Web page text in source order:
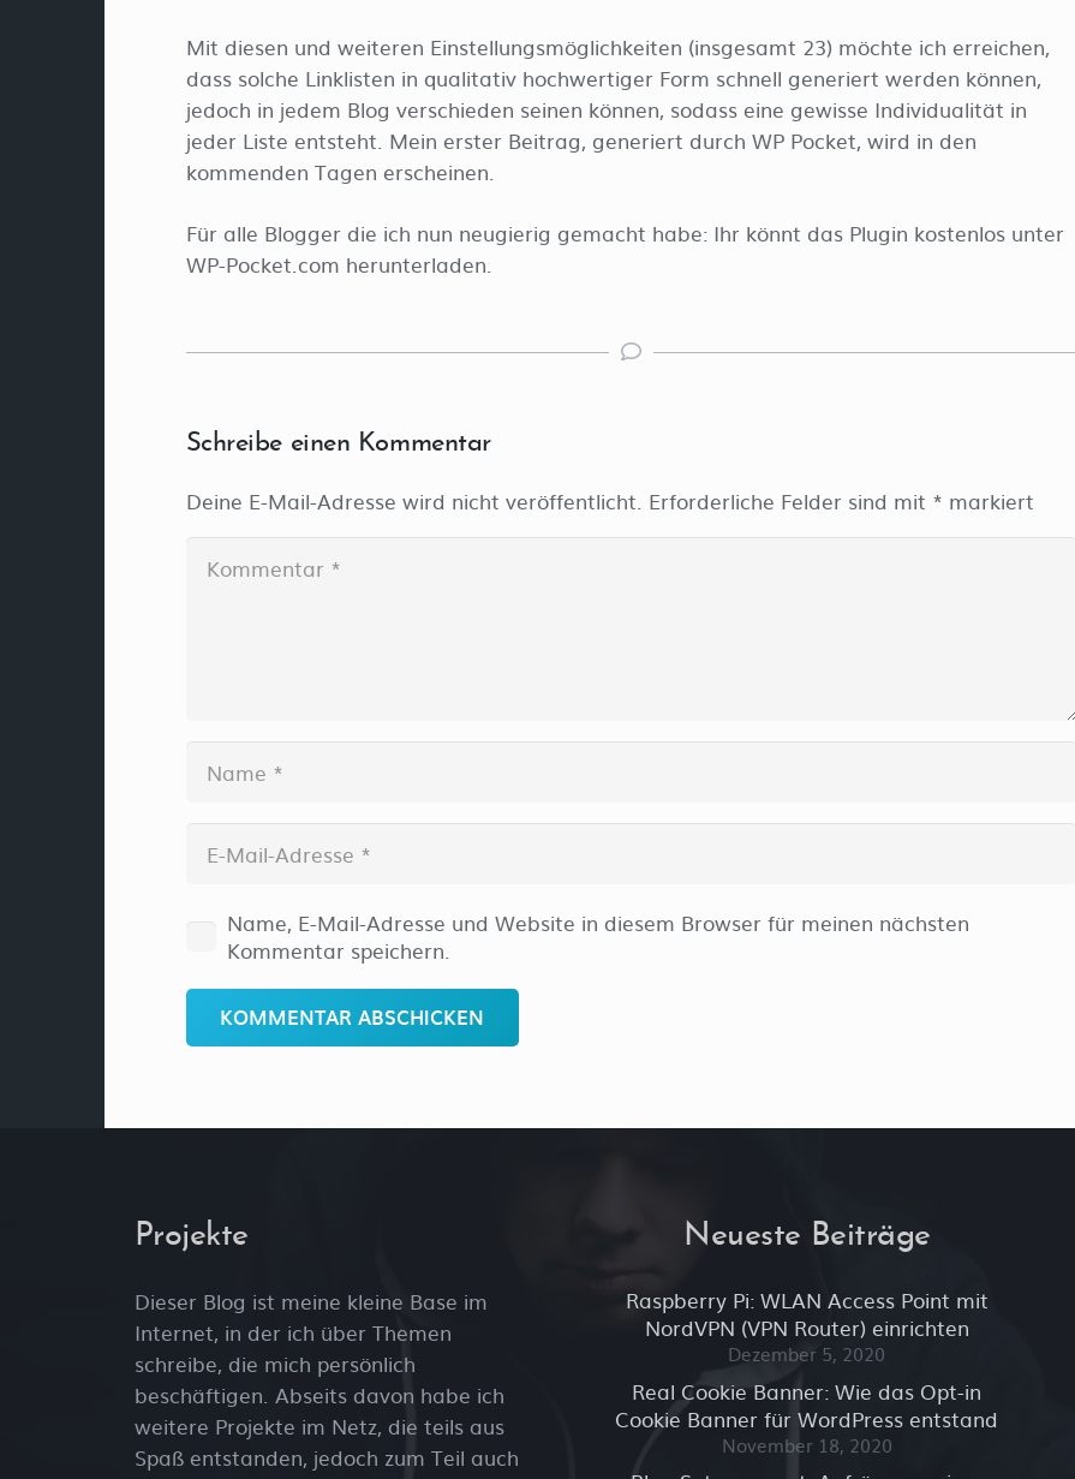
Mit diesen und weiteren Einstellungsmöglichkeiten (insgesamt 23) möchte ich erreichen,
dass solche Linklisten in qualitativ hochwertiger Form schnell generiert werden können,
jedoch in jedem Blog verschieden seinen können, sodass eine gewisse Individualität in
jeder Liste entsteht. Mein erster Beitrag, generiert durch WP Pocket, wird in den
kommenden Tagen erscheinen.
Für alle Blogger die ich nun neugierig gemacht habe: Ihr könnt das Plugin kostenlos unter
WP-Pocket.com herunterladen.
Schreibe einen Kommentar
Deine E-Mail-Adresse wird nicht veröffentlicht. Erforderliche Felder sind mit * markiert
Name, E-Mail-Adresse und Website in diesem Browser für meinen nächsten
Kommentar speichern.
KOMMENTAR ABSCHICKEN
Projekte
Dieser Blog ist meine kleine Base im
Internet, in der ich über Themen
schreibe, die mich persönlich
beschäftigen. Abseits davon habe ich
weitere Projekte im Netz, die teils aus
Spaß entstanden, jedoch zum Teil auch
Neueste Beiträge
Raspberry Pi: WLAN Access Point mit
NordVPN (VPN Router) einrichten
Dezember 5, 2020
Real Cookie Banner: Wie das Opt-in
Cookie Banner für WordPress entstand
November 18, 2020